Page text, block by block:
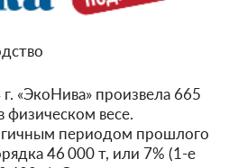
«ЭкоНива» произвела 665
физическом весе.
периодом прошлого
46 000 т, или 7% (1-е